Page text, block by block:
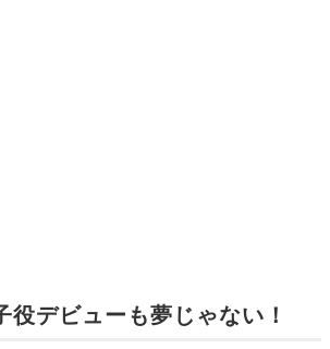
役デビューも夢じゃない！